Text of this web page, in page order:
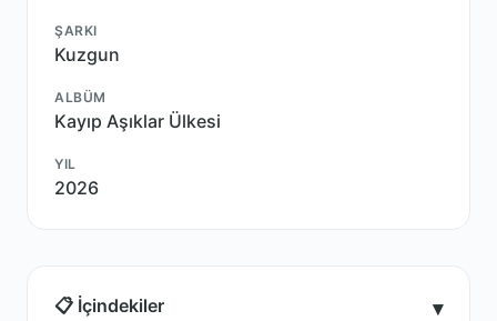
ŞARKI
Kuzgun
ALBÜM
Kayıp Aşıklar Ülkesi
YIL
2026
📋 İçindekiler ▾